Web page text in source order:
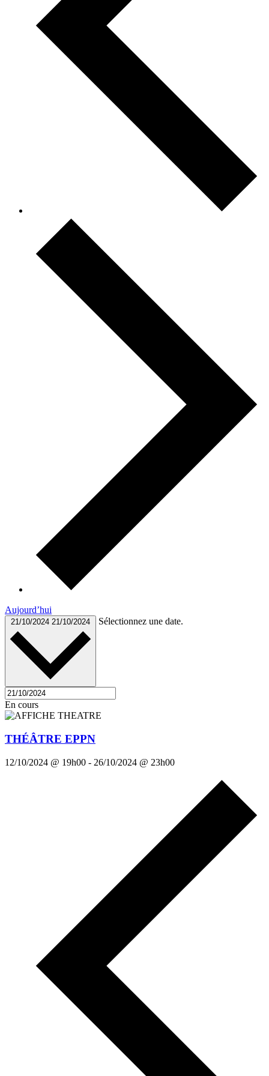
Aujourd’hui
21/10/2024 21/10/2024 Sélectionnez une date.
En cours
THÉÂTRE EPPN
12/10/2024 @ 19h00 - 26/10/2024 @ 23h00